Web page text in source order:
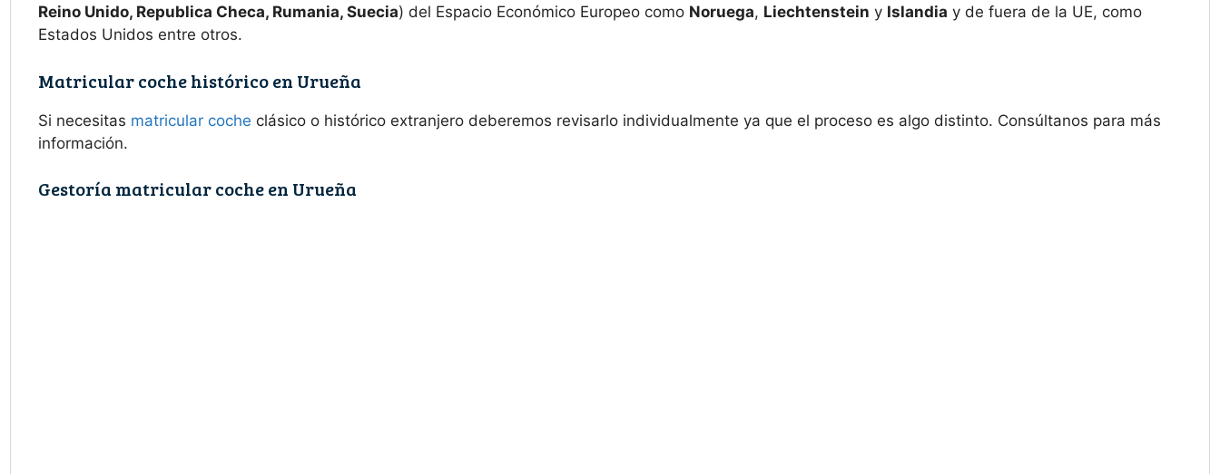
Reino Unido, Republica Checa, Rumania, Suecia) del Espacio Económico Europeo como Noruega, Liechtenstein y Islandia y de fuera de la UE, como
Estados Unidos entre otros.
Matricular coche histórico en Urueña
Si necesitas matricular coche clásico o histórico extranjero deberemos revisarlo individualmente ya que el proceso es algo distinto. Consúltanos para más
información.
Gestoría matricular coche en Urueña